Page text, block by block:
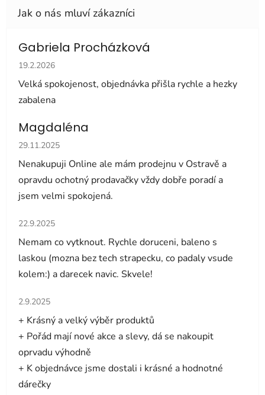
Gabriela Procházková
Hodnocení obchodu je 5 z 5 hvězdiček.
19.2.2026
Velká spokojenost, objednávka přišla rychle a hezky
zabalena
Magdaléna
Hodnocení obchodu je 5 z 5 hvězdiček.
29.11.2025
Nenakupuji Online ale mám prodejnu v Ostravě a
opravdu ochotný prodavačky vždy dobře poradí a
jsem velmi spokojená.
Hodnocení obchodu je 5 z 5 hvězdiček.
22.9.2025
Nemam co vytknout. Rychle doruceni, baleno s
laskou (mozna bez tech strapecku, co padaly vsude
kolem:) a darecek navic. Skvele!
Hodnocení obchodu je 5 z 5 hvězdiček.
2.9.2025
+ Krásný a velký výběr produktů
+ Pořád mají nové akce a slevy, dá se nakoupit
oprvadu výhodně
+ K objednávce jsme dostali i krásné a hodnotné
dárečky